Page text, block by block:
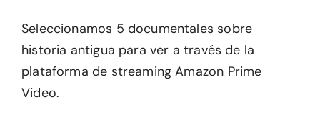
Seleccionamos 5 documentales sobre
historia antigua para ver a través de la
plataforma de streaming Amazon Prime
Video.